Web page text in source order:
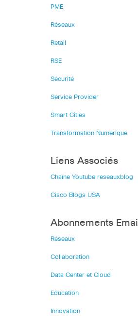
PME
Réseaux
Retail
RSE
Sécurité
Service Provider
Smart Cities
Transformation Numérique
Liens Associés
Chaîne Youtube reseauxblog
Cisco Blogs USA
Abonnements Email
Réseaux
Collaboration
Data Center et Cloud
Education
Innovation